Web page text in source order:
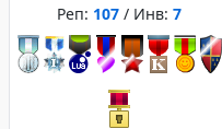
Реп: 107 / Инв: 7